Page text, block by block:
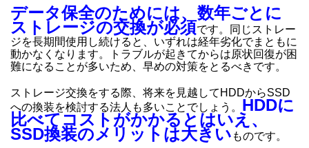
データ保全のためには、数年ごとに
ストレージの交換が必須です。同じストレー
ジを長期間使用し続けると、いずれは経年劣化でまともに
動かなくなります。トラブルが起きてからは原状回復が困
難になることが多いため、早めの対策をとるべきです。
ストレージ交換をする際、将来を見越してHDDからSSD
への換装を検討する法人も多いことでしょう。 HDDに
比べてコストがかかるとはいえ、
SSD換装のメリットは大きい ものです。